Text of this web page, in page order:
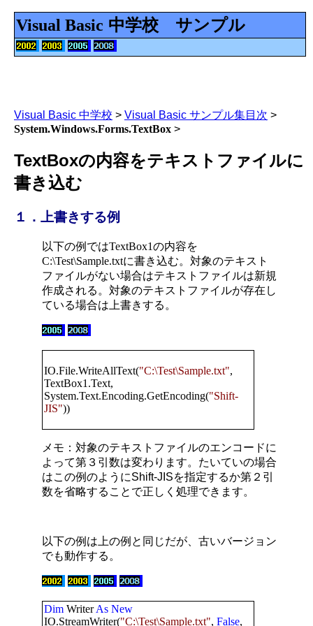
Visual Basic 中学校 サンプル
Visual Basic 中学校 > Visual Basic サンプル集目次 >
System.Windows.Forms.TextBox >
TextBoxの内容をテキストファイルに
書き込む
１．上書きする例
以下の例ではTextBox1の内容を
C:\Test\Sample.txtに書き込む。対象のテキスト
ファイルがない場合はテキストファイルは新規
作成される。対象のテキストファイルが存在し
ている場合は上書きする。
IO.File.WriteAllText("C:\Test\Sample.txt",
TextBox1.Text,
System.Text.Encoding.GetEncoding("Shift-
JIS"))
メモ：対象のテキストファイルのエンコードに
よって第３引数は変わります。たいていの場合
はこの例のようにShift-JISを指定するか第２引
数を省略することで正しく処理できます。
以下の例は上の例と同じだが、古いバージョン
でも動作する。
Dim WriterAs New
IO.StreamWriter("C:\Test\Sample.txt", False,